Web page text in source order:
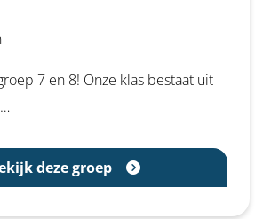
7 en 8! Onze klas bestaat uit
deze groep